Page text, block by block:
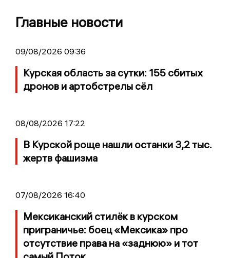
Главные новости
09/08/2026 09:36
Курская область за сутки: 155 сбитых
дронов и артобстрелы сёл
08/08/2026 17:22
В Курской роще нашли останки 3,2 тыс.
жертв фашизма
07/08/2026 16:40
Мексиканский стилёк в курском
приграничье: боец «Мексика» про
отсутствие права на «заднюю» и тот